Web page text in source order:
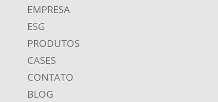
EMPRESA
ESG
PRODUTOS
CASES
CONTATO
BLOG